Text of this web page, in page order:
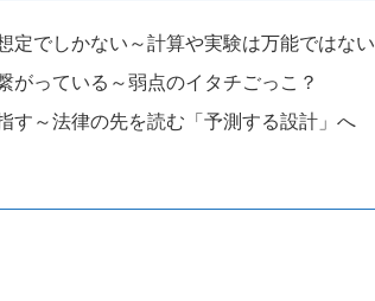
でしかない～計算や実験は万能ではない
っている～弱点のイタチごっこ？
す～法律の先を読む「予測する設計」へ